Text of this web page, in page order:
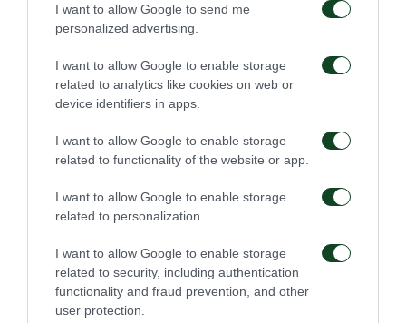
I want to allow Google to send me
personalized advertising.
I want to allow Google to enable storage
related to analytics like cookies on web or
device identifiers in apps.
I want to allow Google to enable storage
related to functionality of the website or app.
I want to allow Google to enable storage
related to personalization.
I want to allow Google to enable storage
related to security, including authentication
functionality and fraud prevention, and other
user protection.
«Θα έλεγα ότι είμαι μαχητής μέσα στον αγωνιστικό
χώρο. Ποτέ δεν σταματάω να τρέχω και πάντα
κοιτάω πως θα βοηθήσω την ομάδα. Έχω πολλές
δυνατότητες και βασικά να πετυχαίνω γκολ».
ΜΕΤΑΓΡΑΦΙΚΑ